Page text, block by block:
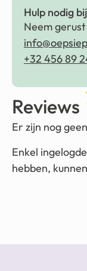
Hulp nodig
Neem
+32 456 89
Reviews
Er zijn nog
Enkel
hebben,